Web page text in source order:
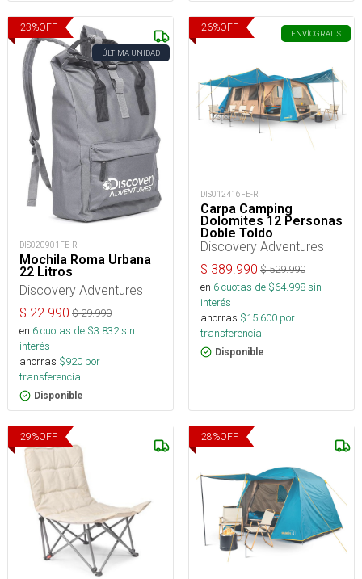
23%OFF
ÚLTIMA UNIDAD
DIS020901FE-R
Mochila Roma Urbana
22 Litros
Discovery Adventures
$ 22.990 $29.990
en 6cuotas de $3.832sin
interés
ahorras $920 por
transferencia.
Disponible
26%OFF
ENVÍOGRATIS
DIS012416FE-R
Carpa Camping
Dolomites 12 Personas
Doble Toldo
Discovery Adventures
$ 389.990 $529.990
en 6cuotas de $64.998sin
interés
ahorras $15.600 por
transferencia.
Disponible
29%OFF 28%OFF